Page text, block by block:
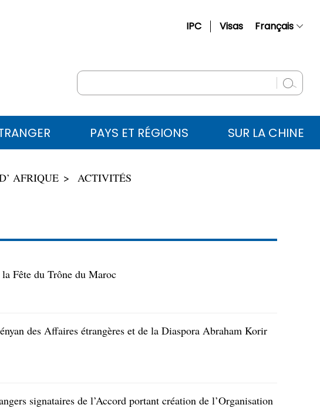
IPC Visas Français
English
Русский
Español
PAYS ET RÉGIONS SUR LA CHINE
AFRIQUE ACTIVITÉS
Fête du Trône du Maroc
des Affaires étrangères et de la Diaspora Abraham Korir
signataires de l’Accord portant création de l’Organisation